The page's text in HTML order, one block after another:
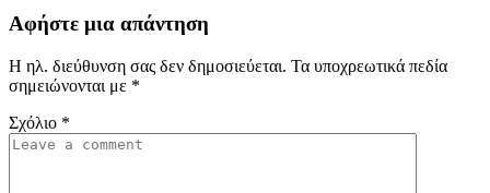
Αφήστε μια απάντηση
Η ηλ. διεύθυνση σας δεν δημοσιεύεται. Τα υποχρεωτικά πεδία
σημειώνονται με *
Σχόλιο *